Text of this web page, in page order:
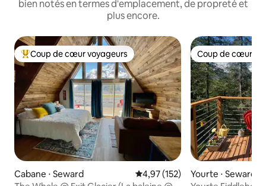
bien notés en termes d'emplacement, de propreté et
plus encore.
Coups de cœur voyageurs les plus appréciés
Coup de cœur voyageurs
Cabane ⋅ Seward Évaluation moyenne sur la
4,97 (152)
Coup de cœur
Coup de cœur
Yourte ⋅ Seward